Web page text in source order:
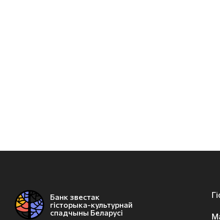
Банк звестак
гісторыка-культурнай
спадчыны Беларусі